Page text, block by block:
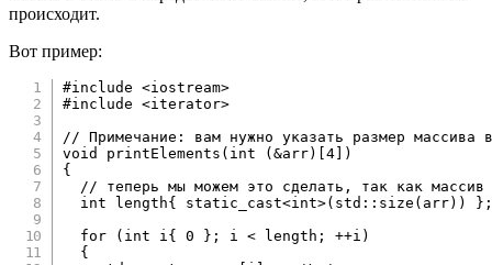
происходит.
Вот пример:
#include
<iostream>
#include
<iterator>
// Примечание: вам нужно указать размер массива
void
printElements ( int (&arr) [4] )
{
// теперь мы можем это сделать, так как массив
int length{ static_cast<int>( std :: size ( arr) ) }
for
( int i { 0 } ; i < length ; ++i )
{